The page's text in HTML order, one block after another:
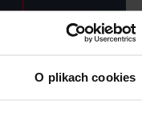
O plikach cookies